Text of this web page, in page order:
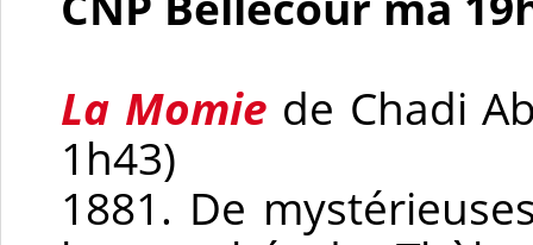
La Momie de Chadi
1h43)
1881. De